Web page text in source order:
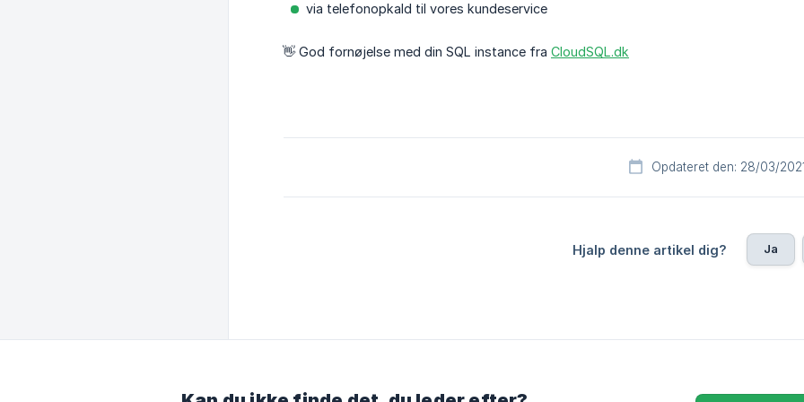
via telefonopkald til vores kundeservice
👋️ God fornøjelse med din SQL instance fra CloudSQL.dk
Opdateret den: 28/03/2021
Hjalp denne artikel dig? Ja